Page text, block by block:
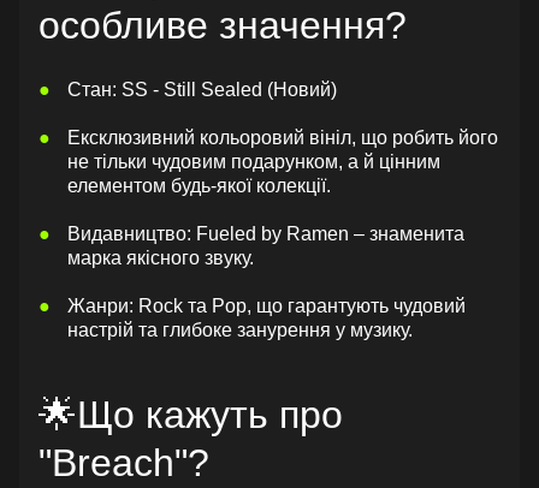
особливе значення?
Стан: SS - Still Sealed (Новий)
Ексклюзивний кольоровий вініл, що робить його
не тільки чудовим подарунком, а й цінним
елементом будь-якої колекції.
Видавництво: Fueled by Ramen – знаменита
марка якісного звуку.
Жанри: Rock та Pop, що гарантують чудовий
настрій та глибоке занурення у музику.
🌟Що кажуть про
"Breach"?